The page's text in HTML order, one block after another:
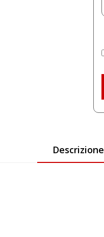
Descrizione